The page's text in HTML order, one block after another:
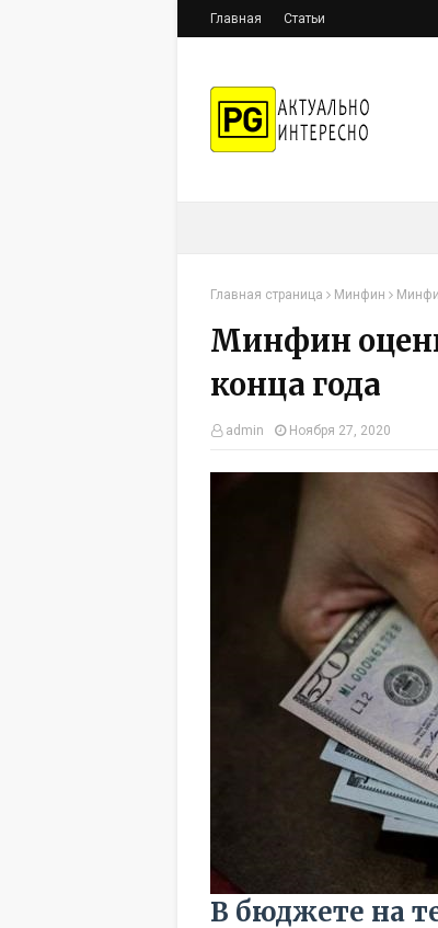
Главная Статьи
Главная страница Минфин
Минфин
конца года
admin Ноября 27, 2020
В бюджете на